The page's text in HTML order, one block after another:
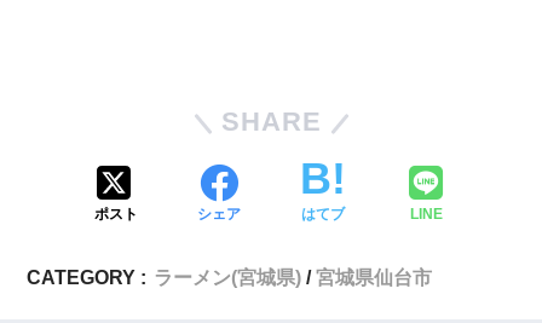
SHARE
ポスト シェア はてブ LINE
CATEGORY : ラーメン(宮城県) 宮城県仙台市